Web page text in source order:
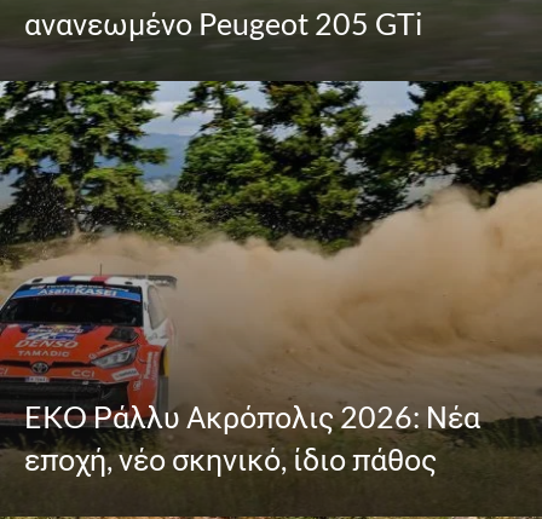
ανανεωμένο Peugeot 205 GTi
EKO Ράλλυ Ακρόπολις 2026: Νέα
εποχή, νέο σκηνικό, ίδιο πάθος